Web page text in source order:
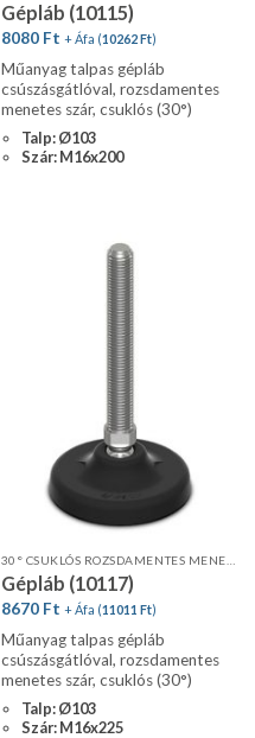
Gépláb (10115)
8080 Ft + Áfa (10262Ft)
Műanyag talpas gépláb
csúszásgátlóval, rozsdamentes
menetes szár, csuklós (30°)
Talp: Ø103
Szár: M16x200
Gépláb (10117)
8670 Ft + Áfa (11011 Ft)
Műanyag talpas gépláb
csúszásgátlóval, rozsdamentes
menetes szár, csuklós (30°)
Talp: Ø103
Szár: M16x225